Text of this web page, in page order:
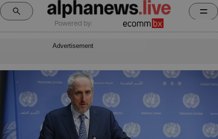
Powered by:
Advertisement